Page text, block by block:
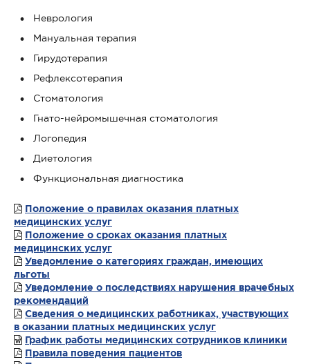
Неврология
Мануальная терапия
Гирудотерапия
Рефлексотерапия
Стоматология
Гнато-нейромышечная стоматология
Логопедия
Диетология
Функциональная диагностика
Положение о правилах оказания платных
медицинских услуг
Положение о сроках оказания платных
медицинских услуг
Уведомление о категориях граждан, имеющих
льготы
Уведомление о последствиях нарушения врачебных
рекомендаций
Сведения о медицинских работниках, участвующих
в оказании платных медицинских услуг
График работы медицинских сотрудников клиники
Правила поведения пациентов